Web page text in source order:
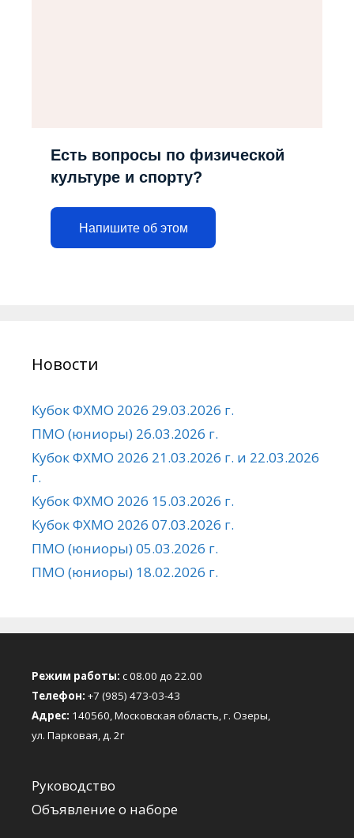
Есть вопросы по физической
культуре и спорту?
Напишите об этом
Новости
Кубок ФХМО 2026 29.03.2026 г.
ПМО (юниоры) 26.03.2026 г.
Кубок ФХМО 2026 21.03.2026 г. и 22.03.2026
г.
Кубок ФХМО 2026 15.03.2026 г.
Кубок ФХМО 2026 07.03.2026 г.
ПМО (юниоры) 05.03.2026 г.
ПМО (юниоры) 18.02.2026 г.
Режим работы: с 08.00 до 22.00
Телефон: +7 (985) 473-03-43
Адрес: 140560, Московская область, г. Озеры,
ул. Парковая, д. 2г
Руководство
Объявление о наборе